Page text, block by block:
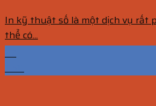
In kỹ thuật số là một dịch vụ rất
thể có...